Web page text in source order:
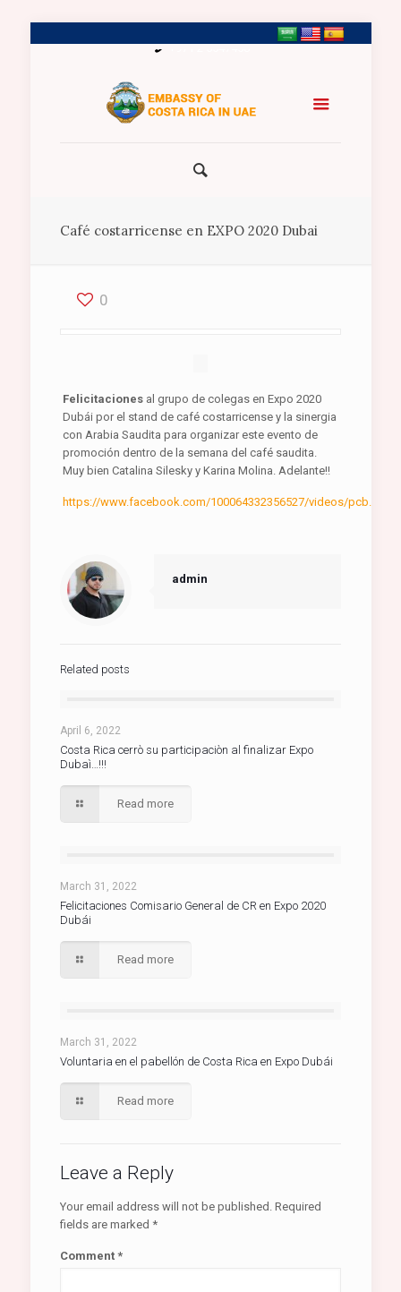
+971 2 5547458
Café costarricense en EXPO 2020 Dubai
0
Felicitaciones al grupo de colegas en Expo 2020
Dubái por el stand de café costarricense y la sinergia
con Arabia Saudita para organizar este evento de
promoción dentro de la semana del café saudita.
Muy bien Catalina Silesky y Karina Molina. Adelante!!
https://www.facebook.com/100064332356527/videos/
admin
Related posts
April 6, 2022
Costa Rica cerrò su participaciòn al finalizar Expo
Dubaì…!!!
Read more
March 31, 2022
Felicitaciones Comisario General de CR en Expo 2020
Dubái
Read more
March 31, 2022
Voluntaria en el pabellón de Costa Rica en Expo Dubái
Read more
Leave a Reply
Your email address will not be published. Required
fields are marked *
Comment *